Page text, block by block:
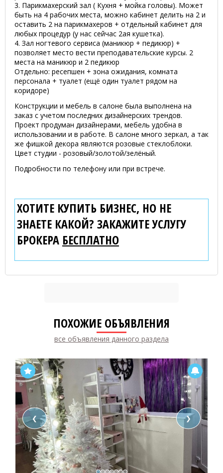
3. Парикмахерский зал ( Кухня + мойка головы). Может
быть на 4 рабочих места, можно кабинет делить на 2 и
оставить 2 на парикмахеров + отдельный кабинет для
любых процедур (у нас сейчас 2ая кушетка).
4. Зал ногтевого сервиса (маникюр + педикюр) +
позволяет место вести преподавательские курсы. 2
места на маникюр и 2 педикюр
Отдельно: ресепшен + зона ожидания, комната
персонала + туалет (ещё один туалет рядом на
коридоре)
Конструкции и мебель в салоне была выполнена на
заказ с учетом последних дизайнерских трендов.
Проект продуман дизайнерами, мебель удобна в
использовании и в работе. В салоне много зеркал, а так
же фишкой декора являются розовые стеклоблоки.
Цвет студии - розовый/золотой/зелёный.
Подробности по телефону или при встрече.
ХОТИТЕ КУПИТЬ БИЗНЕС, НО НЕ
ЗНАЕТЕ КАКОЙ? ЗАКАЖИТЕ УСЛУГУ
БРОКЕРА БЕСПЛАТНО
ПОХОЖИЕ ОБЪЯВЛЕНИЯ
все объявления данного раздела
❮ ❯